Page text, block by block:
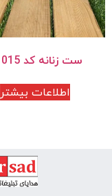
ست زنانه کد Z1015
اطلاعات بیشتر